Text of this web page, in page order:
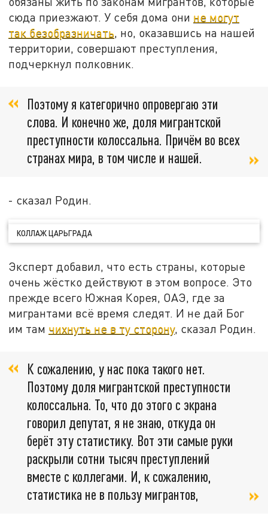
сюда приезжают. У себя дома они не могут
так безобразничать, но, оказавшись на нашей
территории, совершают преступления,
подчеркнул полковник.
Поэтому я категорично опровергаю эти
слова. И конечно же, доля мигрантской
преступности колоссальна. Причём во всех
странах мира, в том числе и нашей.
- сказал Родин.
КОЛЛАЖ ЦАРЬГРАДА
Эксперт добавил, что есть страны, которые
очень жёстко действуют в этом вопросе. Это
прежде всего Южная Корея, ОАЭ, где за
мигрантами всё время следят. И не дай Бог
им там чихнуть не в ту сторону, сказал Родин.
К сожалению, у нас пока такого нет.
Поэтому доля мигрантской преступности
колоссальна. То, что до этого с экрана
говорил депутат, я не знаю, откуда он
берёт эту статистику. Вот эти самые руки
раскрыли сотни тысяч преступлений
вместе с коллегами. И, к сожалению,
статистика не в пользу мигрантов,